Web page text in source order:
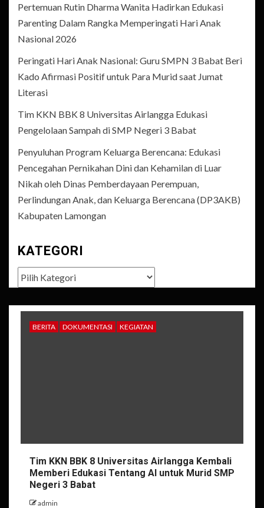
Pertemuan Rutin Dharma Wanita Hadirkan Edukasi
Parenting Dalam Rangka Memperingati Hari Anak
Nasional 2026
Peringati Hari Anak Nasional: Guru SMPN 3 Babat Beri
Kado Afirmasi Positif untuk Para Murid saat Jumat
Literasi
Tim KKN BBK 8 Universitas Airlangga Edukasi
Pengelolaan Sampah di SMP Negeri 3 Babat
Penyuluhan Program Keluarga Berencana: Edukasi
Pencegahan Pernikahan Dini dan Kehamilan di Luar
Nikah oleh Dinas Pemberdayaan Perempuan,
Perlindungan Anak, dan Keluarga Berencana (DP3AKB)
Kabupaten Lamongan
KATEGORI
Kategori
BERITA DOKUMENTASI KEGIATAN
Tim KKN BBK 8 Universitas Airlangga Kembali
Memberi Edukasi Tentang AI untuk Murid SMP
Negeri 3 Babat
admin